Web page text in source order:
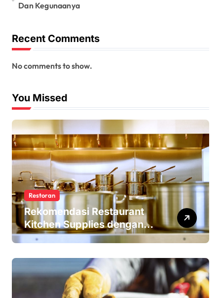
Dan Kegunaanya
Recent Comments
No comments to show.
You Missed
Restoran
Rekomendasi Restaurant
Kitchen Supplies dengan
Harga Terjangkau